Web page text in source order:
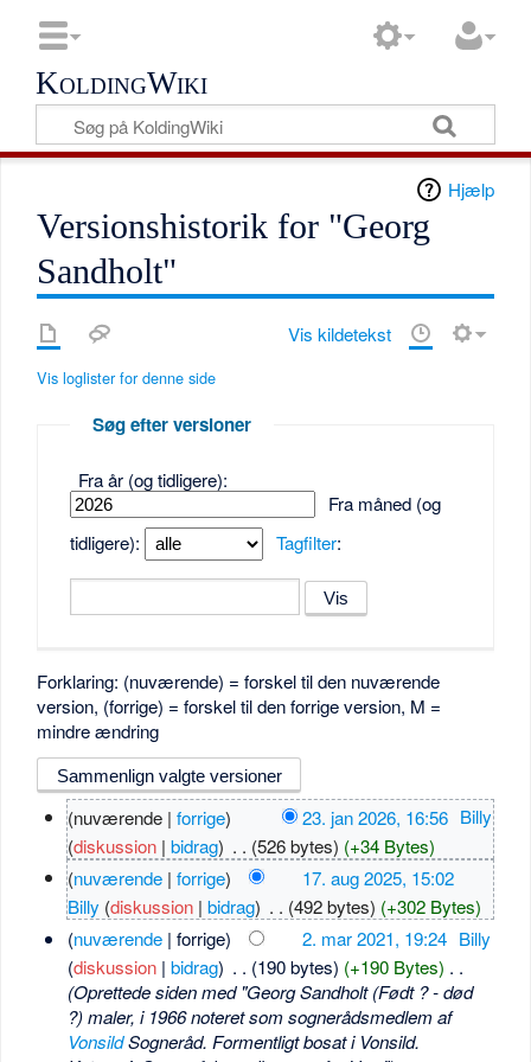
KoldingWiki
Hjælp
Versionshistorik for "Georg
Sandholt"
Vis kildetekst
Vis loglister for denne side
Søg efter versioner
Fra år (og tidligere):
Fra måned (og
tidligere):
Tagfilter:
Forklaring: (nuværende) = forskel til den nuværende
version, (forrige) = forskel til den forrige version, M =
mindre ændring
(nuværende | forrige) 23. jan 2026, 16:56 Billy
(diskussion| bidrag) . . (526 bytes) (+34 Bytes)
(nuværende| forrige)
17. aug 2025, 15:02
Billy (diskussion| bidrag) . . (492 bytes) (+302 Bytes)
(nuværende| forrige) 2. mar 2021, 19:24 Billy
(diskussion| bidrag) . . (190 bytes) (+190 Bytes) . .
(Oprettede siden med "Georg Sandholt (Født ? - død
?) maler, i 1966 noteret som sognerådsmedlem af
VonsildSogneråd. Formentligt bosat i Vonsild.